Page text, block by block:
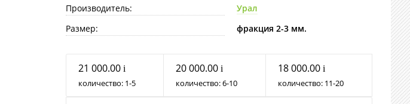
Производитель:
Урал
Размер:
фракция 2-3 мм.
21 000.00 i
количество: 1 5
20 000.00 i
количество:6 10
18 000.00 i
количество: 11 20